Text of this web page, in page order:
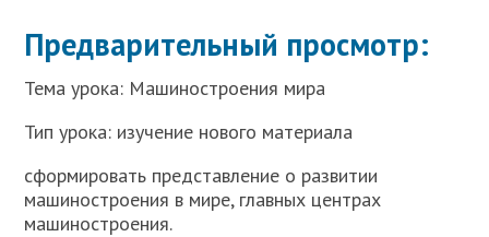
Предварительный просмотр:
Тема урока: Машиностроения мира
Тип урока: изучение нового материала
сформировать представление о развитии
машиностроения в мире, главных центрах
машиностроения.